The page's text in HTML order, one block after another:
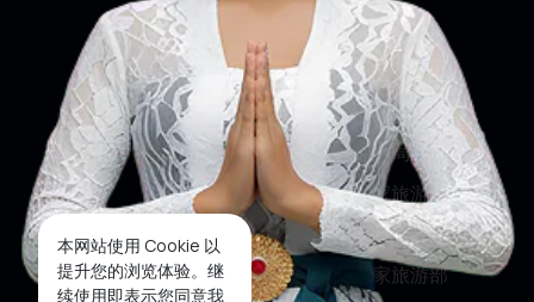
本网站使用 Cookie 以
提升您的浏览体验。继
续使用即表示您同意我
关注我们
印尼旅游部
印尼旅游局
印尼国家旅游局
印尼国家旅游部
印尼国家旅游部